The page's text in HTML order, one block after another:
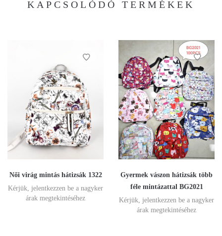
KAPCSOLÓDÓ TERMÉKEK
Női virág mintás hátizsák 1322
Kérjük, jelentkezzen be a nagyker
árak megtekintéséhez
Gyermek vászon hátizsák több
féle mintázattal BG2021
Kérjük, jelentkezzen be a nagyker
árak megtekintéséhez